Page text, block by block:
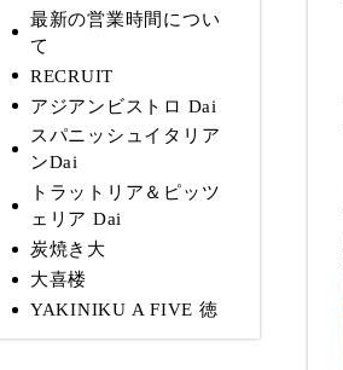
最新の営業時間につい
て
RECRUIT
アジアンビストロ Dai
スパニッシュイタリア
ンDai
トラットリア＆ピッツ
ェリア Dai
炭焼き大
大喜楼
YAKINIKU A FIVE 徳